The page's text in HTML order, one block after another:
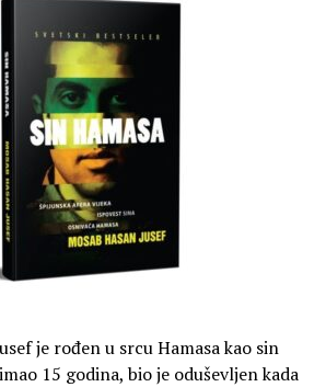
je rođen u srcu Hamasa kao sin
15 godina, bio je oduševljen kada